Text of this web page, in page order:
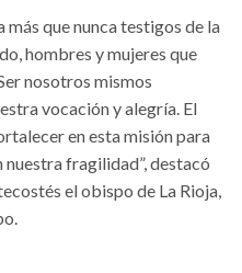
que nunca testigos de la
hombres y mujeres que
nosotros mismos
vocación y alegría. El
en esta misión para
nuestra fragilidad”, destacó
el obispo de La Rioja,